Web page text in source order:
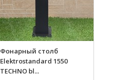
Фонарный столб
Elektrostandard 1550
TECHNO bl...